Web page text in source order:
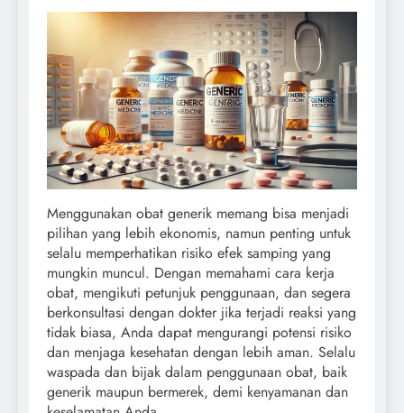
Menggunakan obat generik memang bisa menjadi
pilihan yang lebih ekonomis, namun penting untuk
selalu memperhatikan risiko efek samping yang
mungkin muncul. Dengan memahami cara kerja
obat, mengikuti petunjuk penggunaan, dan segera
berkonsultasi dengan dokter jika terjadi reaksi yang
tidak biasa, Anda dapat mengurangi potensi risiko
dan menjaga kesehatan dengan lebih aman. Selalu
waspada dan bijak dalam penggunaan obat, baik
generik maupun bermerek, demi kenyamanan dan